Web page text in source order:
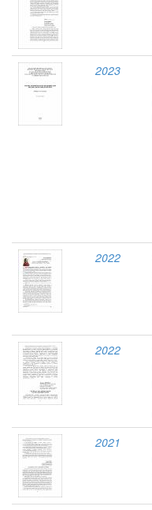
2023
2022
2022
2021